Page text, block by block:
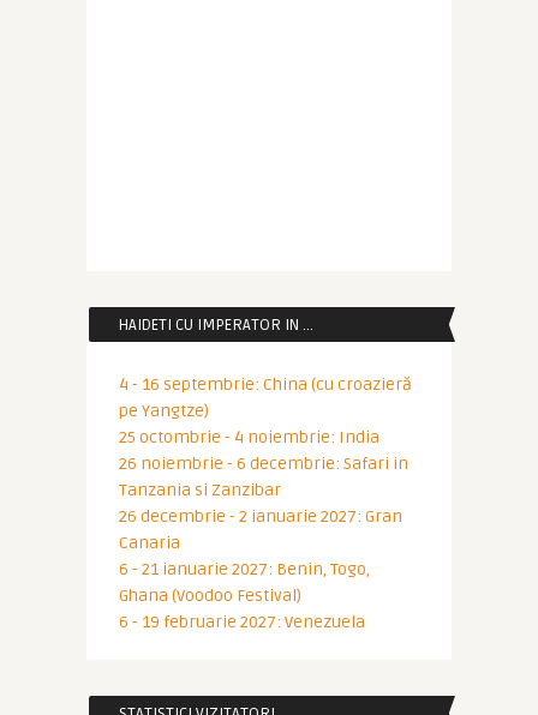
HAIDETI CU IMPERATOR IN …
4 - 16 septembrie: China (cu croazieră
pe Yangtze)
25 octombrie - 4 noiembrie: India
26 noiembrie - 6 decembrie: Safari in
Tanzania si Zanzibar
26 decembrie - 2 ianuarie 2027: Gran
Canaria
6 - 21 ianuarie 2027: Benin, Togo,
Ghana (Voodoo Festival)
6 - 19 februarie 2027: Venezuela